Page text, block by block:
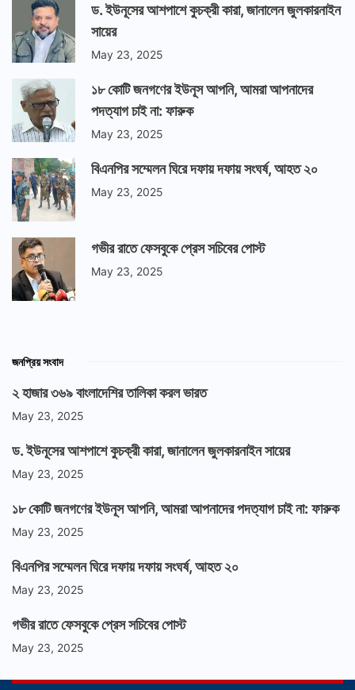
ড. ইউনূসের আশপাশে কুচক্রী কারা, জানালেন জুলকারনাইন
সায়ের
May 23, 2025
১৮ কোটি জনগণের ইউনূস আপনি, আমরা আপনাদের
পদত্যাগ চাই না: ফারুক
May 23, 2025
বিএনপির সম্মেলন ঘিরে দফায় দফায় সংঘর্ষ, আহত ২০
May 23, 2025
গভীর রাতে ফেসবুকে প্রেস সচিবের পোস্ট
May 23, 2025
জনপ্রিয় সংবাদ
২ হাজার ৩৬৯ বাংলাদেশির তালিকা করল ভারত
May 23, 2025
ড. ইউনূসের আশপাশে কুচক্রী কারা, জানালেন জুলকারনাইন সায়ের
May 23, 2025
১৮ কোটি জনগণের ইউনূস আপনি, আমরা আপনাদের পদত্যাগ চাই না: ফারুক
May 23, 2025
বিএনপির সম্মেলন ঘিরে দফায় দফায় সংঘর্ষ, আহত ২০
May 23, 2025
গভীর রাতে ফেসবুকে প্রেস সচিবের পোস্ট
May 23, 2025